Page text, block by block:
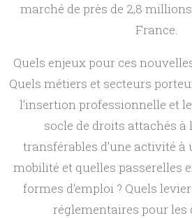
marché de près de 2,8
France.
Quels enjeux pour ces
Quels métiers et secteurs
l’insertion professionnelle et
socle de droits attachés à
transférables d’une activité à
mobilité et quelles passerelles
formes d’emploi ? Quels
réglementaires pour les